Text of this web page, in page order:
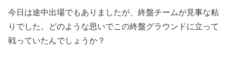
今日は途中出場でもありましたが、終盤チームが見事な粘
りでした。どのような思いでこの終盤グラウンドに立って
戦っていたんでしょうか？